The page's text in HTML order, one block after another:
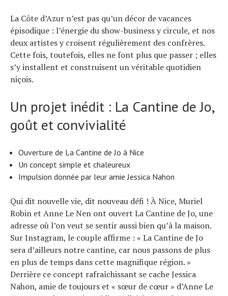
La Côte d’Azur n’est pas qu’un décor de vacances
épisodique : l’énergie du show-business y circule, et nos
deux artistes y croisent régulièrement des confrères.
Cette fois, toutefois, elles ne font plus que passer ; elles
s’y installent et construisent un véritable quotidien
niçois.
Un projet inédit : La Cantine de Jo,
goût et convivialité
Ouverture de La Cantine de Jo à Nice
Un concept simple et chaleureux
Impulsion donnée par leur amie Jessica Nahon
Qui dit nouvelle vie, dit nouveau défi ! À Nice, Muriel
Robin et Anne Le Nen ont ouvert La Cantine de Jo, une
adresse où l’on veut se sentir aussi bien qu’à la maison.
Sur Instagram, le couple affirme : « La Cantine de Jo
sera d’ailleurs notre cantine, car nous passons de plus
en plus de temps dans cette magnifique région. »
Derrière ce concept rafraîchissant se cache Jessica
Nahon, amie de toujours et « sœur de cœur » d’Anne Le